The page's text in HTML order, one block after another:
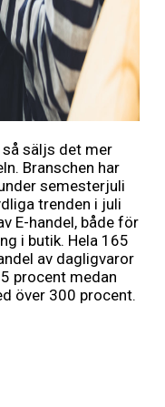
så säljs det mer
Branschen har
semesterjuli
trenden i juli
E-handel, både för
i butik. Hela 165
av dagligvaror
procent medan
över 300 procent.